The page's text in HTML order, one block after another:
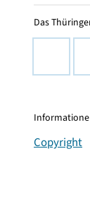
Das
Copyright